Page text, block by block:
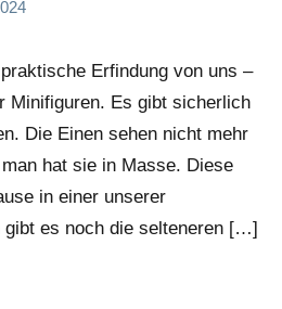
Erfindung von uns –
Minifiguren. Es gibt sicherlich
Die Einen sehen nicht mehr
hat sie in Masse. Diese
in einer unserer
gibt es noch die selteneren […]